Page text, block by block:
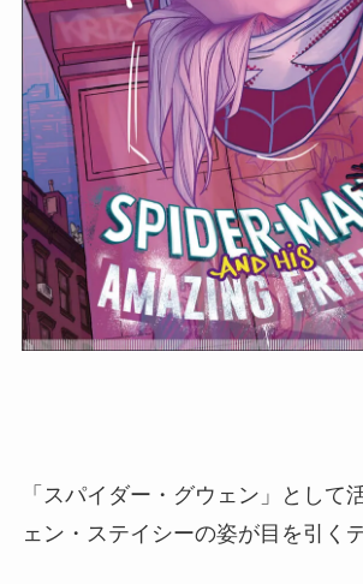
「スパイダー・グウェン」として
ェン・ステイシーの姿が目を引く